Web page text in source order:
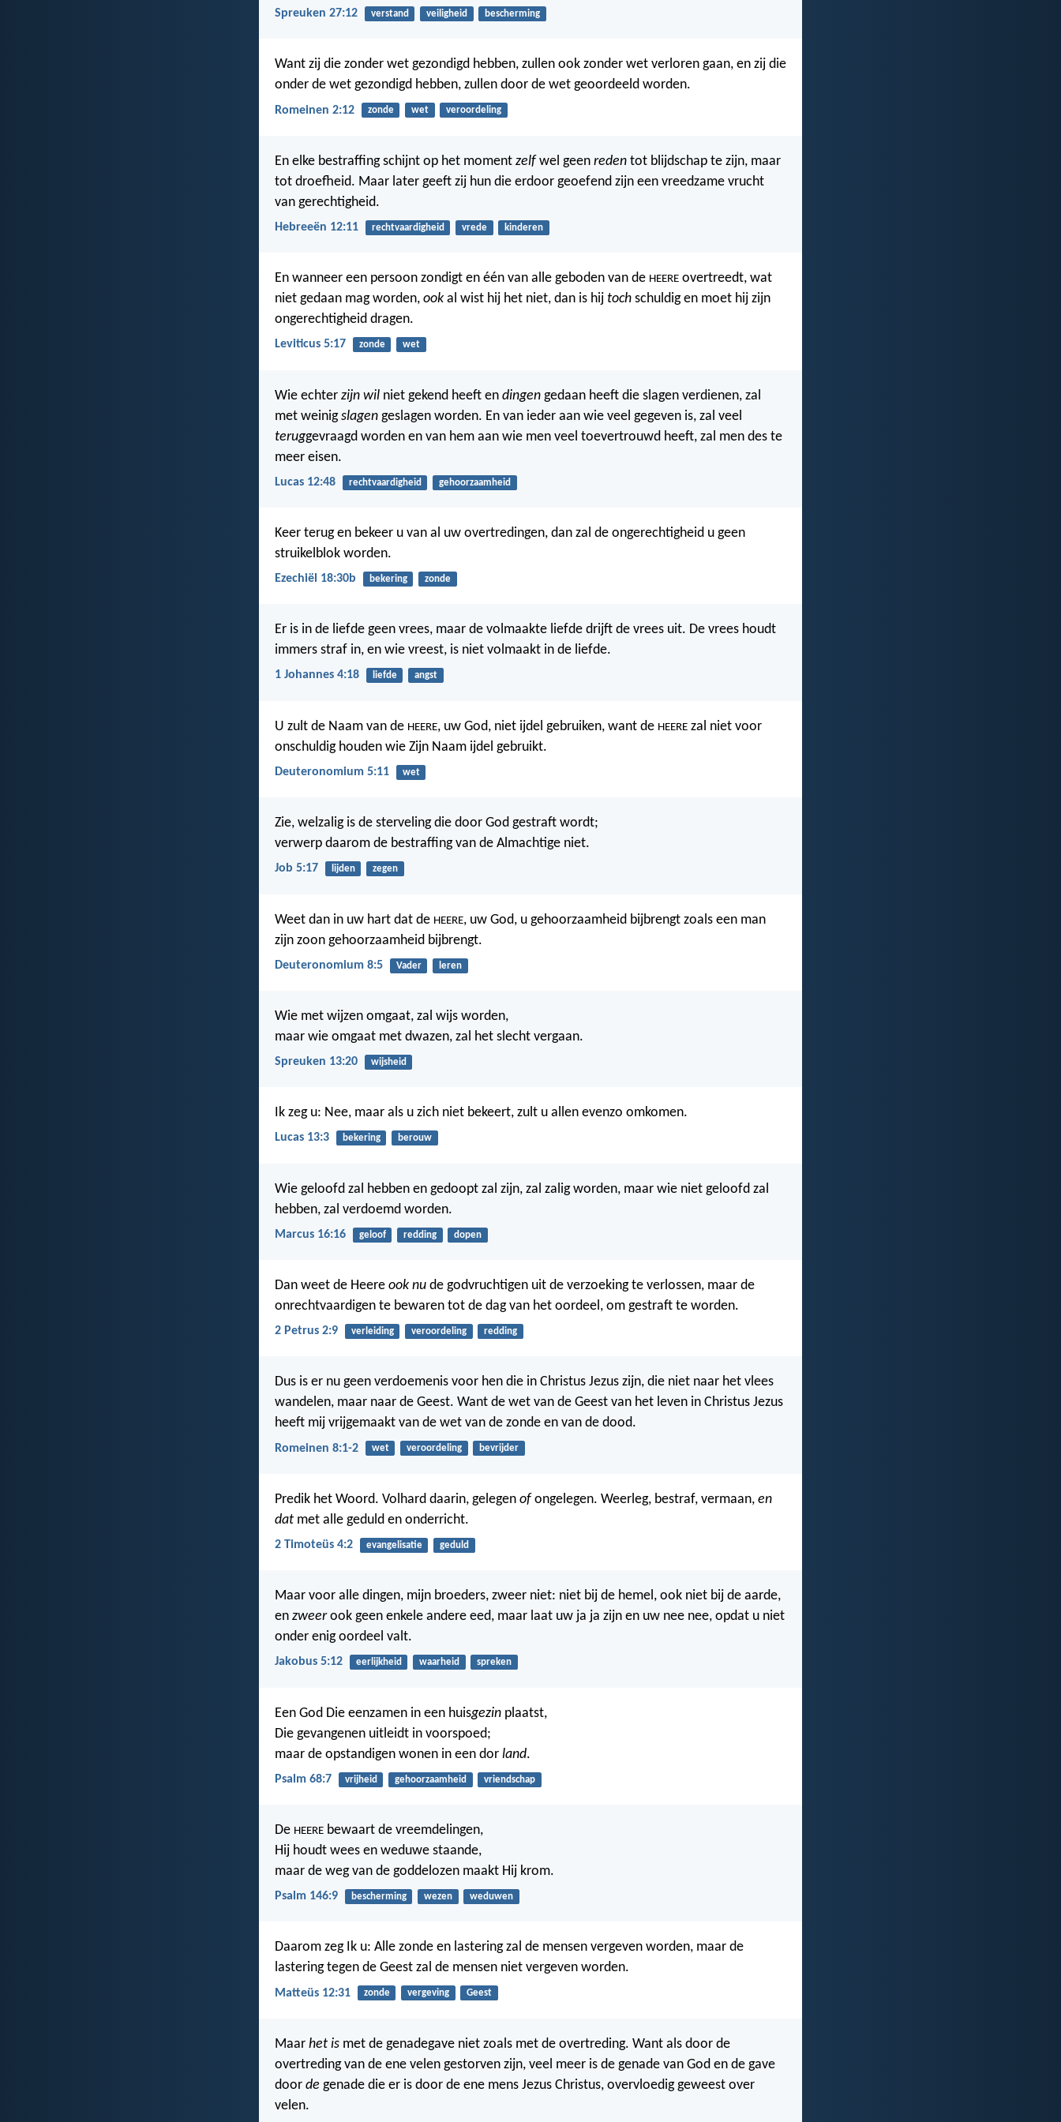
Spreuken 27:12 verstand veiligheid bescherming
Want zij die zonder wet gezondigd hebben, zullen ook zonder wet verloren gaan, en zij die
onder de wet gezondigd hebben, zullen door de wet geoordeeld worden.
Romeinen 2:12 zonde wet veroordeling
En elke bestraffing schijnt op het moment zelf wel geen reden tot blijdschap te zijn, maar
tot droefheid. Maar later geeft zij hun die erdoor geoefend zijn een vreedzame vrucht
van gerechtigheid.
Hebreeën 12:11 rechtvaardigheid vrede kinderen
En wanneer een persoon zondigt en één van alle geboden van de HEERE overtreedt, wat
niet gedaan mag worden, ook al wist hij het niet, dan is hij toch schuldig en moet hij zijn
ongerechtigheid dragen.
Leviticus 5:17 zonde wet
Wie echter zijn wil niet gekend heeft en dingen gedaan heeft die slagen verdienen, zal
met weinigslagen geslagen worden. En van ieder aan wie veel gegeven is, zal veel
teruggevraagd worden en van hem aan wie men veel toevertrouwd heeft, zal men des te
meer eisen.
Lucas 12:48 rechtvaardigheid gehoorzaamheid
Keer terug en bekeer u van al uw overtredingen, dan zal de ongerechtigheid u geen
struikelblok worden.
Ezechiël 18:30b bekering zonde
Er is in de liefde geen vrees, maar de volmaakte liefde drijft de vrees uit. De vrees houdt
immers straf in, en wie vreest, is niet volmaakt in de liefde.
1 Johannes 4:18 liefde angst
U zult de Naam van de HEERE, uw God, niet ijdel gebruiken, want de HEERE zal niet voor
onschuldig houden wie Zijn Naam ijdel gebruikt.
Deuteronomium 5:11 wet
Zie, welzalig is de sterveling die door God gestraft wordt;
verwerp daarom de bestraffing van de Almachtige niet.
Job 5:17 lijden zegen
Weet dan in uw hart dat de HEERE, uw God, u gehoorzaamheid bijbrengt zoals een man
zijn zoon gehoorzaamheid bijbrengt.
Deuteronomium 8:5 Vader leren
Wie met wijzen omgaat, zal wijs worden,
maar wie omgaat met dwazen, zal het slecht vergaan.
Spreuken 13:20 wijsheid
Ik zeg u: Nee, maar als u zich niet bekeert, zult u allen evenzo omkomen.
Lucas 13:3 bekering berouw
Wie geloofd zal hebben en gedoopt zal zijn, zal zalig worden, maar wie niet geloofd zal
hebben, zal verdoemd worden.
Marcus 16:16 geloof redding dopen
Dan weet de Heere ook nu de godvruchtigen uit de verzoeking te verlossen, maar de
onrechtvaardigen te bewaren tot de dag van het oordeel, om gestraft te worden.
2 Petrus 2:9 verleiding veroordeling redding
Dus is er nu geen verdoemenis voor hen die in Christus Jezus zijn, die niet naar het vlees
wandelen, maar naar de Geest. Want de wet van de Geest van het leven in Christus Jezus
heeft mij vrijgemaakt van de wet van de zonde en van de dood.
Romeinen 8:1-2 wet veroordeling bevrijder
Predik het Woord. Volhard daarin, gelegen of ongelegen. Weerleg, bestraf, vermaan, en
dat met alle geduld en onderricht.
2 Timoteüs 4:2 evangelisatie geduld
Maar voor alle dingen, mijn broeders, zweer niet: niet bij de hemel, ook niet bij de aarde,
en zweerook geen enkele andere eed, maar laat uw ja ja zijn en uw nee nee, opdat u niet
onder enig oordeel valt.
Jakobus 5:12 eerlijkheid waarheid spreken
Een God Die eenzamen in een huisgezin plaatst,
Die gevangenen uitleidt in voorspoed;
maar de opstandigen wonen in een dor land.
Psalm 68:7 vrijheid gehoorzaamheid vriendschap
De HEERE bewaart de vreemdelingen,
Hij houdt wees en weduwe staande,
maar de weg van de goddelozen maakt Hij krom.
Psalm 146:9 bescherming wezen weduwen
Daarom zeg Ik u: Alle zonde en lastering zal de mensen vergeven worden, maar de
lastering tegen de Geest zal de mensen niet vergeven worden.
Matteüs 12:31 zonde vergeving Geest
Maar het is met de genadegave niet zoals met de overtreding. Want als door de
overtreding van de ene velen gestorven zijn, veel meer is de genade van God en de gave
door de genade die er is door de ene mens Jezus Christus, overvloedig geweest over
velen.